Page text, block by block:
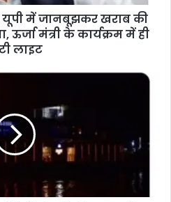
में जानबूझकर खराब की
ऊर्जा मंत्री के कार्यक्रम में ही
लाइट